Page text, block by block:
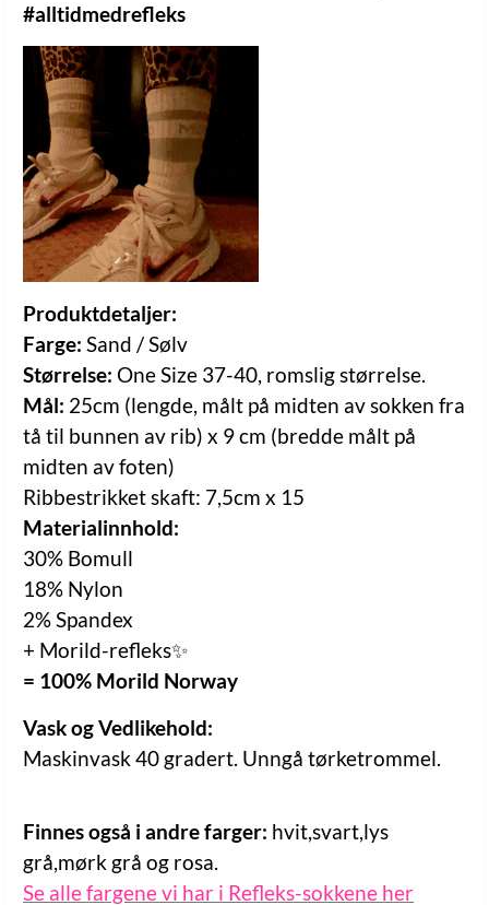
#alltidmedrefleks
Produktdetaljer:
Farge: Sand / Sølv
Størrelse: One Size 37-40, romslig størrelse.
Mål: 25cm (lengde, målt på midten av sokken fra
tå til bunnen av rib) x 9 cm (bredde målt på
midten av foten)
Ribbestrikket skaft: 7,5cm x 15
Materialinnhold:
30% Bomull
18% Nylon
2% Spandex
+ Morild-refleks✨
= 100% Morild Norway
Vask og Vedlikehold:
Maskinvask 40 gradert. Unngå tørketrommel.
Finnes også i andre farger: hvit,svart,lys
grå,mørk grå og rosa.
Se alle fargene vi har i Refleks-sokkene her